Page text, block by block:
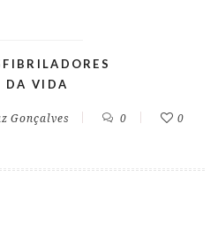
DA VIDA
Gonçalves 0 0